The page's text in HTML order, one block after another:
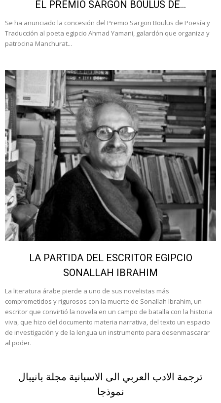
EL PREMIO SARGON BOULUS DE...
Se ha anunciado la concesión del Premio Sargon Boulus de Poesía y
Traducción al poeta egipcio Ahmad Yamani, galardón que organiza y
patrocina Manchurat...
LA PARTIDA DEL ESCRITOR EGIPCIO
SONALLAH IBRAHIM
La literatura árabe pierde a uno de sus novelistas más
comprometidos y rigurosos con la muerte de Sonallah Ibrahim, un
escritor que convirtió la novela en un campo de batalla con la historia
viva, que hizo del documento materia narrativa, del texto un espacio
de investigación y de la lengua un instrumento para desenmascarar
al poder.
ترجمة الادب العربي الى الاسبانية مجلة بانيبال
نموذجا